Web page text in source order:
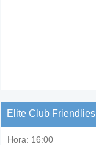
Elite Club Friendlies
Hora: 16:00